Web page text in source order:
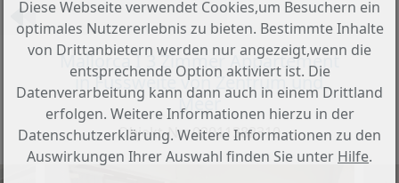
Mallorca I 3 Zimmer Appartement
in Fussweite von Zentrum und
Meer
Objekt-Nr.: 02011382310
Diese Webseite verwendet Cookies,um Besuchern ein
optimales Nutzererlebnis zu bieten. Bestimmte Inhalte
von Drittanbietern werden nur angezeigt,wenn die
entsprechende Option aktiviert ist. Die
Datenverarbeitung kann dann auch in einem Drittland
erfolgen. Weitere Informationen hierzu in der
Datenschutzerklärung. Weitere Informationen zu den
Auswirkungen Ihrer Auswahl finden Sie unter Hilfe.